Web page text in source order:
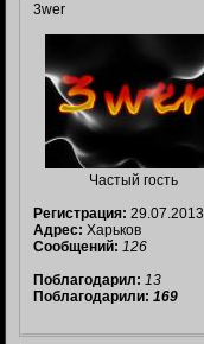
3wer
Частый гость
Регистрация: 29.07.2013
Адрес: Харьков
Сообщений: 126
Поблагодарил: 13
Поблагодарили: 169